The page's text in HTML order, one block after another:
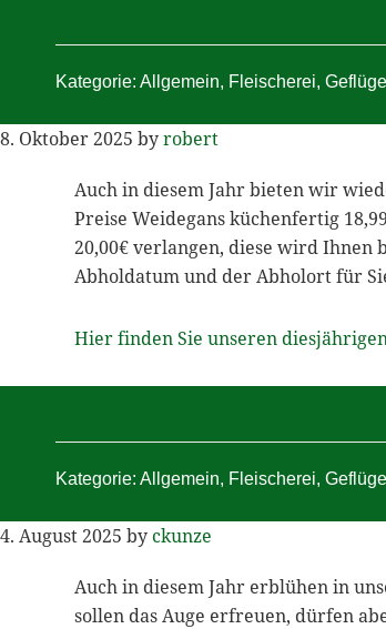
Kategorie: Allgemein, Fleischerei,
8. Oktober 2025 byrobert
Auch in diesem Jahr bieten wir
Preise Weidegans küchenfertig
20,00€ verlangen, diese wird Ihnen
Abholdatum und der Abholort für
Hier finden Sie unseren
Kategorie: Allgemein, Fleischerei,
4. August 2025 byckunze
Auch in diesem Jahr erblühen in
sollen das Auge erfreuen, dürfen